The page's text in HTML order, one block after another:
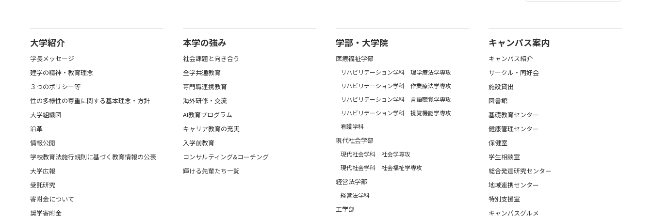
大学紹介
学長メッセージ
建学の精神・教育理念
３つのポリシー等
性の多様性の尊重に関する基本理念・方針
大学組織図
沿革
情報公開
学校教育法施行規則に基づく教育情報の公表
大学広報
受託研究
寄附金について
奨学寄附金
本学の強み
社会課題と向き合う
全学共通教育
専門職連携教育
海外研修・交流
AI教育プログラム
キャリア教育の充実
入学前教育
コンサルティング&コーチング
輝ける先輩たち一覧
学部・大学院
医療福祉学部
リハビリテーション学科 理学療法学専攻
リハビリテーション学科 作業療法学専攻
リハビリテーション学科 言語聴覚学専攻
リハビリテーション学科 視覚機能学専攻
看護学科
現代社会学部
現代社会学科 社会学専攻
現代社会学科 社会福祉学専攻
経営法学部
経営法学科
工学部
キャンパス案内
キャンパス紹介
サークル・同好会
施設貸出
図書館
基礎教育センター
健康管理センター
保健室
学生相談室
総合発達研究センター
地域連携センター
特別支援室
キャンパスグルメ